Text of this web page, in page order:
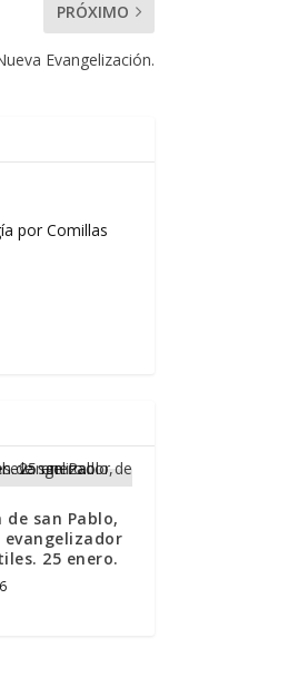
PRÓXIMO
Evangelización.
por Comillas
de san Pablo,
25 enero.